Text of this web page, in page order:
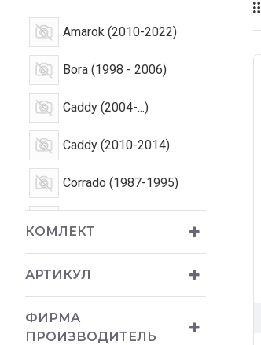
Amarok (2010-2022)
Bora (1998 - 2006)
Caddy (2004-...)
Caddy (2010-2014)
Corrado (1987-1995)
Golf II (1983-1992)
Golf III (1991-1997)
Golf IV (1997-2003)
КОМЛЕКТ
АРТИКУЛ
ФИРМА
ПРОИЗВОДИТЕЛЬ